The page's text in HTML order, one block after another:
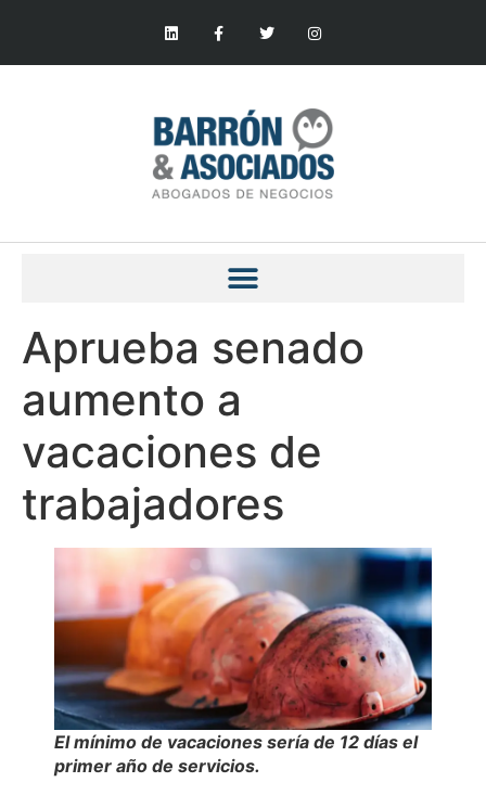
Aprueba senado
aumento a
vacaciones de
trabajadores
El mínimo de vacaciones sería de 12 días el
primer año de servicios.